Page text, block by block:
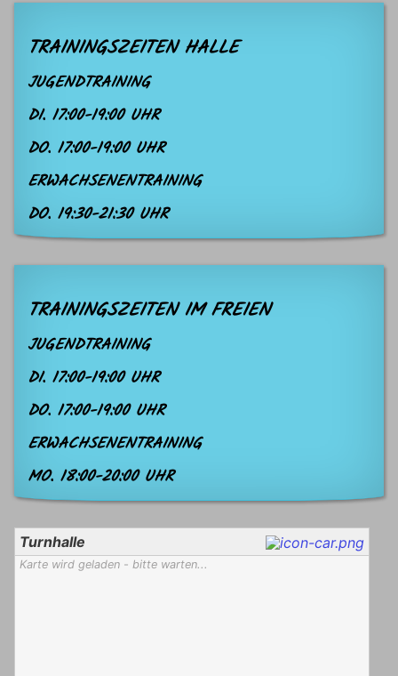
TRAININGSZEITEN HALLE
JUGENDTRAINING
DI. 17:00-19:00 UHR
DO. 17:00-19:00 UHR
ERWACHSENENTRAINING
DO. 19:30-21:30 UHR
TRAININGSZEITEN IM FREIEN
JUGENDTRAINING
DI. 17:00-19:00 UHR
DO. 17:00-19:00 UHR
ERWACHSENENTRAINING
MO. 18:00-20:00 UHR
Turnhalle
Karte wird geladen - bitte warten...